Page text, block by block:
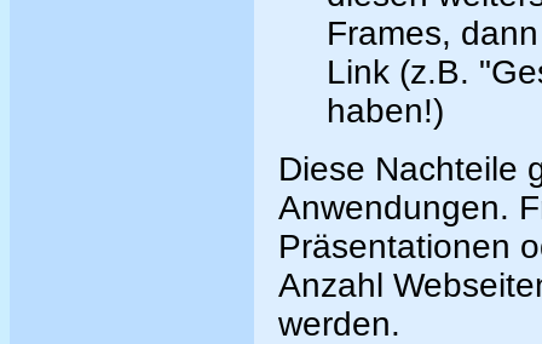
Frames,
Link (z.B.
haben!)
Diese Nachteile
Anwendungen.
Präsentationen
Anzahl
werden.